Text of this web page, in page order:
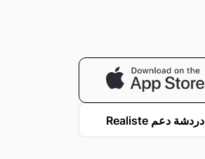
دردشة دعم Realiste